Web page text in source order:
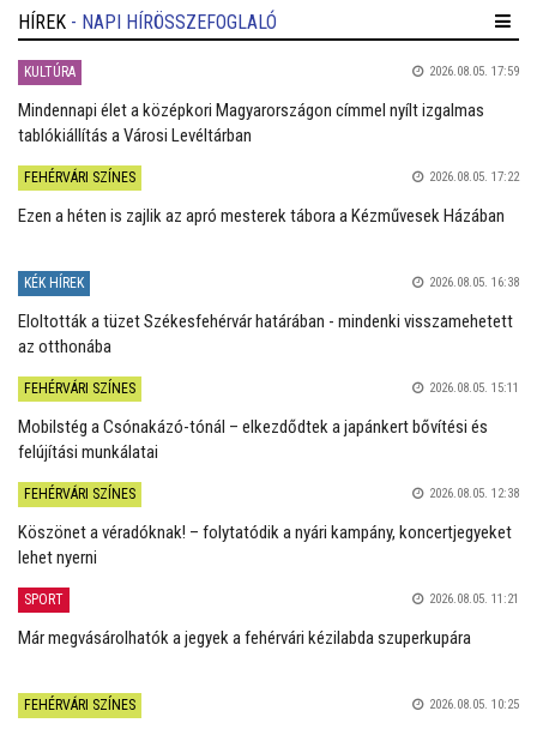
HÍREK - NAPI HÍRÖSSZEFOGLALÓ
KULTÚRA 2026.08.05. 17:59
Mindennapi élet a középkori Magyarországon címmel nyílt izgalmas
tablókiállítás a Városi Levéltárban
FEHÉRVÁRI SZÍNES 2026.08.05. 17:22
Ezen a héten is zajlik az apró mesterek tábora a Kézművesek Házában
KÉK HÍREK 2026.08.05. 16:38
Eloltották a tüzet Székesfehérvár határában - mindenki visszamehetett
az otthonába
FEHÉRVÁRI SZÍNES 2026.08.05. 15:11
Mobilstég a Csónakázó-tónál – elkezdődtek a japánkert bővítési és
felújítási munkálatai
FEHÉRVÁRI SZÍNES 2026.08.05. 12:38
Köszönet a véradóknak! – folytatódik a nyári kampány, koncertjegyeket
lehet nyerni
SPORT 2026.08.05. 11:21
Már megvásárolhatók a jegyek a fehérvári kézilabda szuperkupára
FEHÉRVÁRI SZÍNES 2026.08.05. 10:25